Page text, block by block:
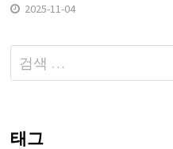
2025-11-04
다
음
태그